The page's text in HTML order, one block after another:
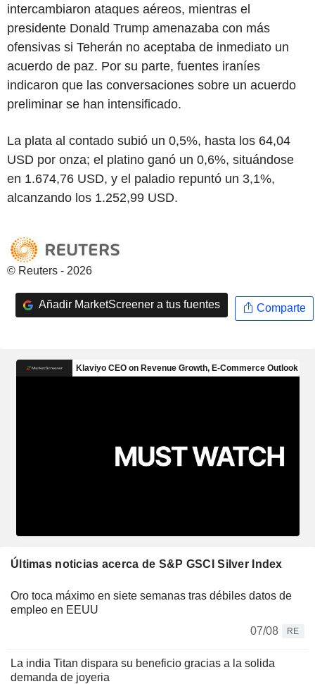
intercambiaron ataques aéreos, mientras el
presidente Donald Trump amenazaba con más
ofensivas si Teherán no aceptaba de inmediato un
acuerdo de paz. Por su parte, fuentes iraníes
indicaron que las conversaciones sobre un acuerdo
preliminar se han intensificado.
La plata al contado subió un 0,5%, hasta los 64,04
USD por onza; el platino ganó un 0,6%, situándose
en 1.674,76 USD, y el paladio repuntó un 3,1%,
alcanzando los 1.252,99 USD.
© Reuters - 2026
Añadir MarketScreener a tus fuentes Comparte
Últimas noticias acerca de S&P GSCI Silver Index
Oro toca máximo en siete semanas tras débiles datos de
empleo en EEUU
07/08
RE
La india Titan dispara su beneficio gracias a la solida
demanda de joyeria